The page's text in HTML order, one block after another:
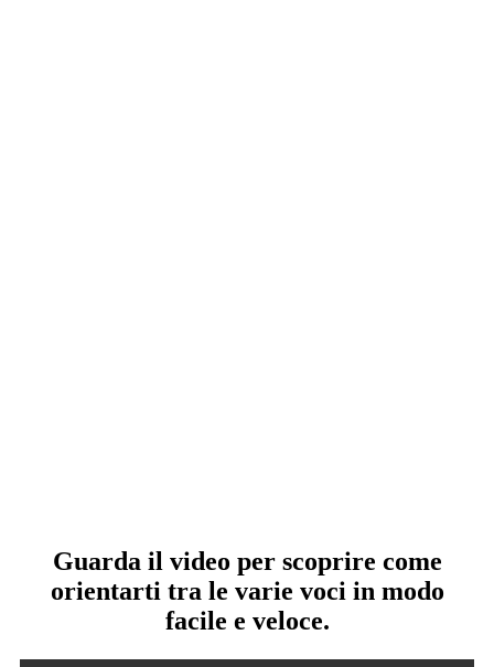
Guarda il video per scoprire come
orientarti tra le varie voci in modo
facile e veloce.